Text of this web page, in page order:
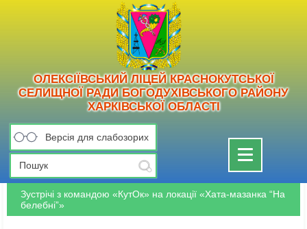
ОЛЕКСІЇВСЬКИЙ ЛІЦЕЙ КРАСНОКУТСЬКОЇ
СЕЛИЩНОЇ РАДИ БОГОДУХІВСЬКОГО РАЙОНУ
ХАРКІВСЬКОЇ ОБЛАСТІ
Версія для слабозорих
Toggle
navigation
Зустрічі з командою «КутОк» на локації «Хата-мазанка “На
белебні”»